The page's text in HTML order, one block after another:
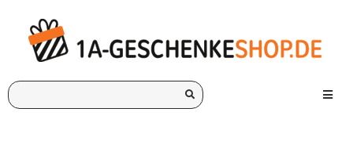
Ich
suche
Menü